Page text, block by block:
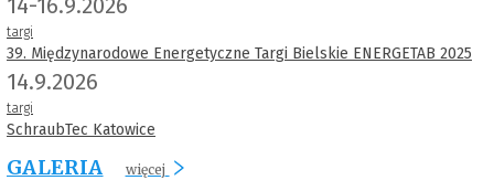
14-16.9.2026
targi
39. Międzynarodowe Energetyczne Targi Bielskie ENERGETAB 2025
14.9.2026
targi
SchraubTec Katowice
GALERIA więcej